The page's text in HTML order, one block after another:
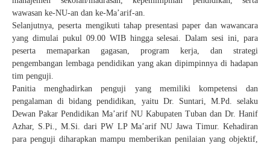
wawasan ke-NU-an dan ke-Ma’arif-an.
Selanjutnya, peserta mengikuti tahap presentasi paper dan wawancara
yang dimulai pukul 09.00 WIB hingga selesai. Dalam sesi ini, para
peserta memaparkan gagasan, program kerja, dan strategi
pengembangan lembaga pendidikan yang akan dipimpinnya di hadapan
tim penguji.
Panitia menghadirkan penguji yang memiliki kompetensi dan
pengalaman di bidang pendidikan, yaitu Dr. Suntari, M.Pd. selaku
Dewan Pakar Pendidikan Ma’arif NU Kabupaten Tuban dan Dr. Hanif
Azhar, S.Pi., M.Si. dari PW LP Ma’arif NU Jawa Timur. Kehadiran
para penguji diharapkan mampu memberikan penilaian yang objektif,